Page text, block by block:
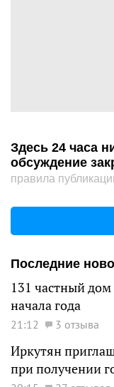
Здесь 24 часа
обсуждение
правила
Последние
131 частный дом
начала года
21:12 3 отзыва
Иркутян
при получении